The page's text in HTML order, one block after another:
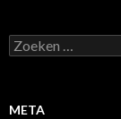
Zoeken
naar:
META